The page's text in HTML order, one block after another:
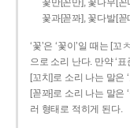
꽃만[꼰만], 꽃나무[
꽃과[꼳꽈], 꽃다발[꼳
‘꽃’은 ‘꽃이’일 때는 [꼬
으로 소리 난다. 만약 ‘
[꼬치]로 소리 나는 말은
[꼳꽈]로 소리 나는 말은
러 형태로 적히게 된다.